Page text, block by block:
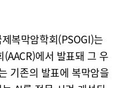
복막암학회(PSOGI)는
에서 발표돼 그 우
기존의 발표에 복막암을